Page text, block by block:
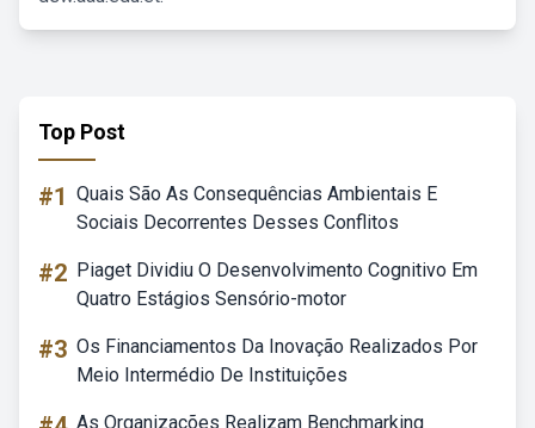
Top Post
#1 Quais São As Consequências Ambientais E
Sociais Decorrentes Desses Conflitos
#2 Piaget Dividiu O Desenvolvimento Cognitivo Em
Quatro Estágios Sensório-motor
#3 Os Financiamentos Da Inovação Realizados Por
Meio Intermédio De Instituições
As Organizações Realizam Benchmarking